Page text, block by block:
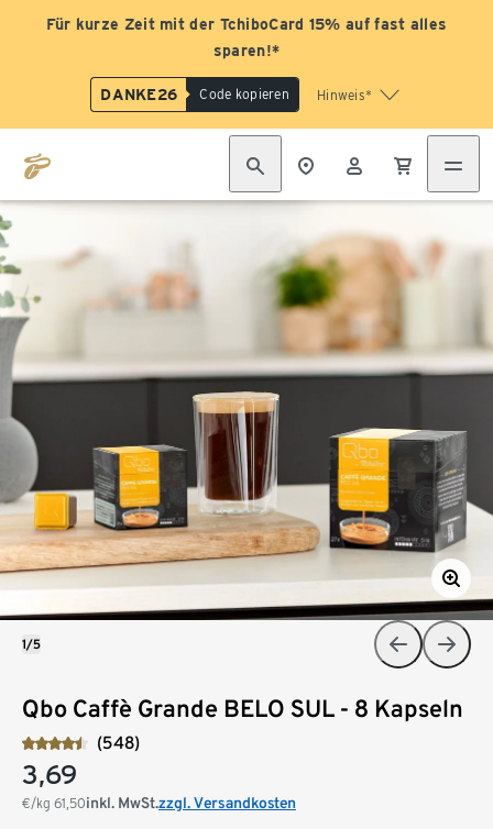
Für kurze Zeit mit der TchiboCard 15% auf fast alles
sparen!*
DANKE26 Code kopieren Hinweis*
Qbo Caffè Grande BELO SUL - 8 Kapseln
(548)
3,69
€/kg 61,50inkl. MwSt.zzgl. Versandkosten
1/5